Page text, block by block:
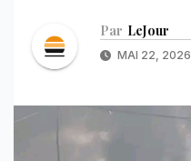
Par LeJour
MAI 22, 2026